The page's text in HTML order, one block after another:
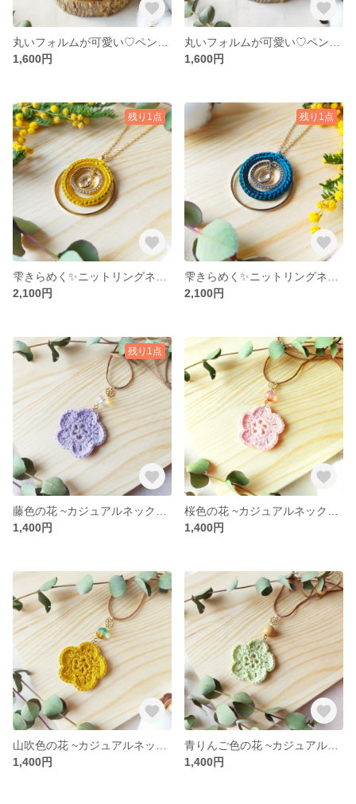
1,600円
1,600円
残り1点
2,100円
残り1点
2,100円
残り1点
1,400円
1,400円
1,400円
1,400円